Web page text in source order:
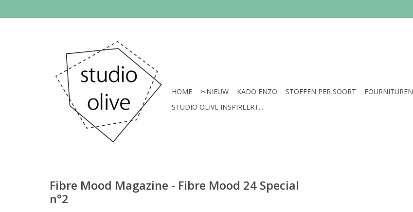
HOME ✂︎NIEUW KADO ENZO STOFFEN PER SOORT FOURNITUREN
STUDIO OLIVE INSPIREERT....
Fibre Mood Magazine - Fibre Mood 24 Special
n°2